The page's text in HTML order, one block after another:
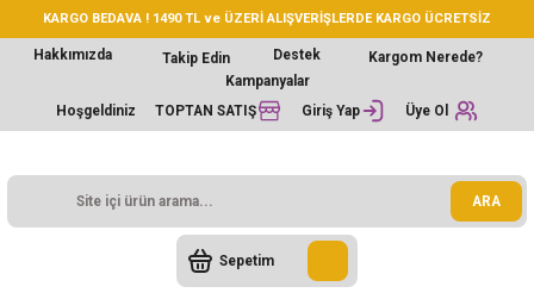
KARGO BEDAVA ! 1490 TL ve ÜZERİ ALIŞVERİŞLERDE KARGO ÜCRETSİZ
Hakkımızda Takip Edin Destek
Kargom Nerede?
Kampanyalar
Hoşgeldiniz
TOPTAN SATIŞ Giriş Yap Üye Ol
ARA
Sepetim